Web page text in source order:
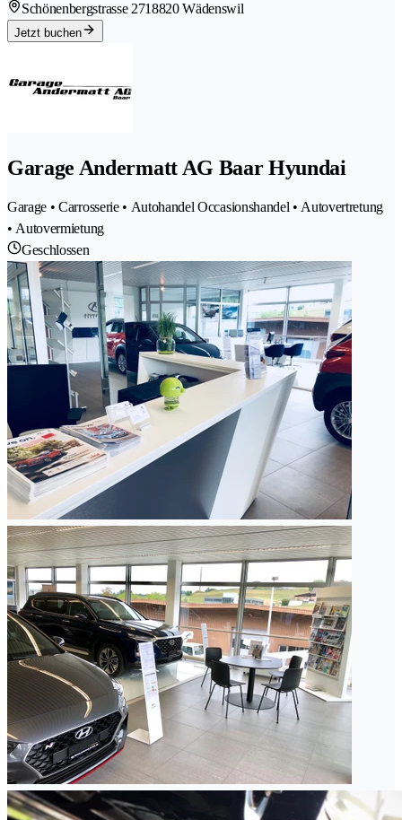
Schönenbergstrasse 2718820 Wädenswil
Jetzt buchen
Garage Andermatt AG Baar Hyundai
Garage • Carrosserie • Autohandel Occasionshandel • Autovertretung
• Autovermietung
Geschlossen